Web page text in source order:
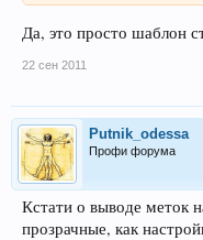
Да, это просто шаблон
22 сен 2011
Putnik_odessa
Профи форума
Кстати о выводе меток
прозрачные, как